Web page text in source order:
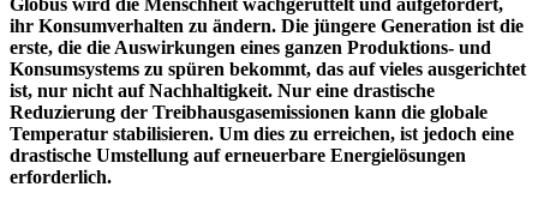
Globus wird die Menschheit wachgerüttelt und aufgefordert,
ihr Konsumverhalten zu ändern. Die jüngere Generation ist die
erste, die die Auswirkungen eines ganzen Produktions- und
Konsumsystems zu spüren bekommt, das auf vieles ausgerichtet
ist, nur nicht auf Nachhaltigkeit. Nur eine drastische
Reduzierung der Treibhausgasemissionen kann die globale
Temperatur stabilisieren. Um dies zu erreichen, ist jedoch eine
drastische Umstellung auf erneuerbare Energielösungen
erforderlich.